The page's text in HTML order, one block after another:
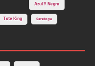
Azul Y Negro
Tote King Saratoga